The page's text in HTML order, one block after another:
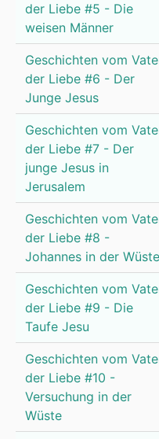
der Liebe #5 - Die
weisen Männer
Geschichten vom
der Liebe #6 - Der
Junge Jesus
Geschichten vom
der Liebe #7 - Der
junge Jesus in
Jerusalem
Geschichten vom
der Liebe #8 -
Johannes in der Wüste
Geschichten vom
der Liebe #9 - Die
Taufe Jesu
Geschichten vom
der Liebe #10 -
Versuchung in der
Wüste